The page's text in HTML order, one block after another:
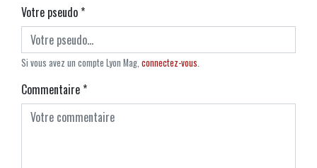
Votre pseudo*
Si vous avez un compte Lyon Mag, connectez-vous.
Commentaire*